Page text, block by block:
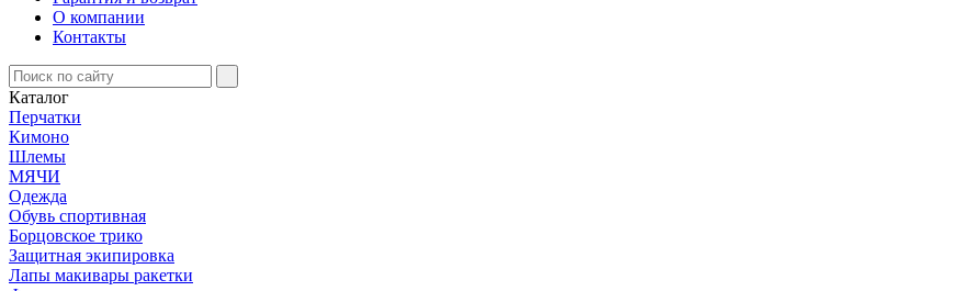
О компании
Контакты
Каталог
Перчатки
Кимоно
Шлемы
МЯЧИ
Одежда
Обувь спортивная
Борцовское трико
Защитная экипировка
Лапы макивары ракетки